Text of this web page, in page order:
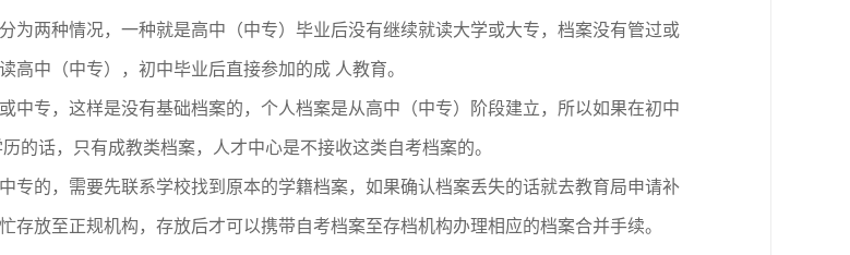
为两种情况，一种就是高中（中专）毕业后没有继续就读大学或大专，档案没有管过或
高中（中专），初中毕业后直接参加的成 人教育。
中专，这样是没有基础档案的，个人档案是从高中（中专）阶段建立，所以如果在初中
的话，只有成教类档案，人才中心是不接收这类自考档案的。
专的，需要先联系学校找到原本的学籍档案，如果确认档案丢失的话就去教育局申请补
存放至正规机构，存放后才可以携带自考档案至存档机构办理相应的档案合并手续。